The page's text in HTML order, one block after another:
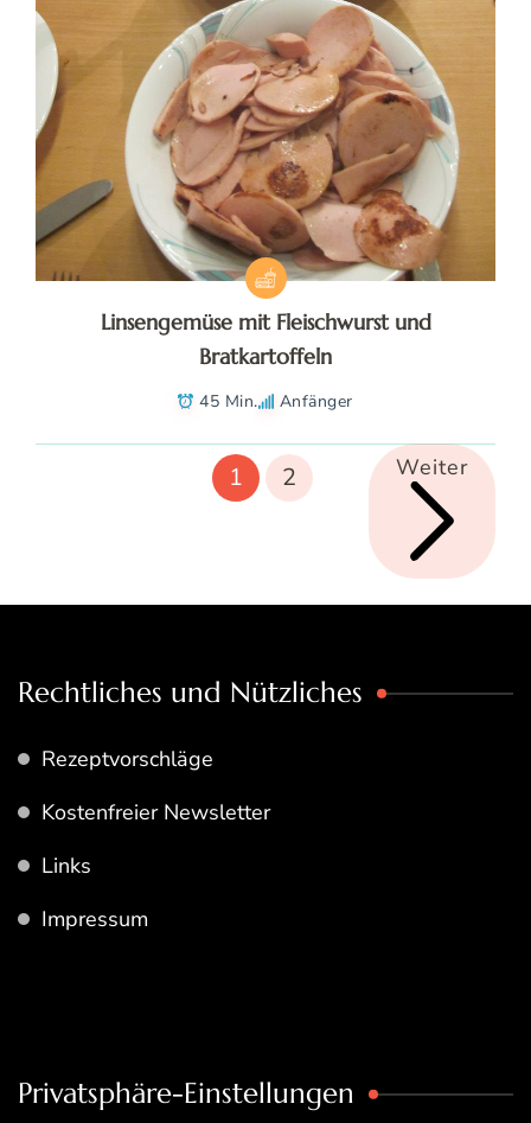
Linsengemüse mit Fleischwurst und
Bratkartoffeln
45 Min. Anfänger
1 2 Weiter
Rechtliches und Nützliches
Rezeptvorschläge
Kostenfreier Newsletter
Links
Impressum
Privatsphäre-Einstellungen